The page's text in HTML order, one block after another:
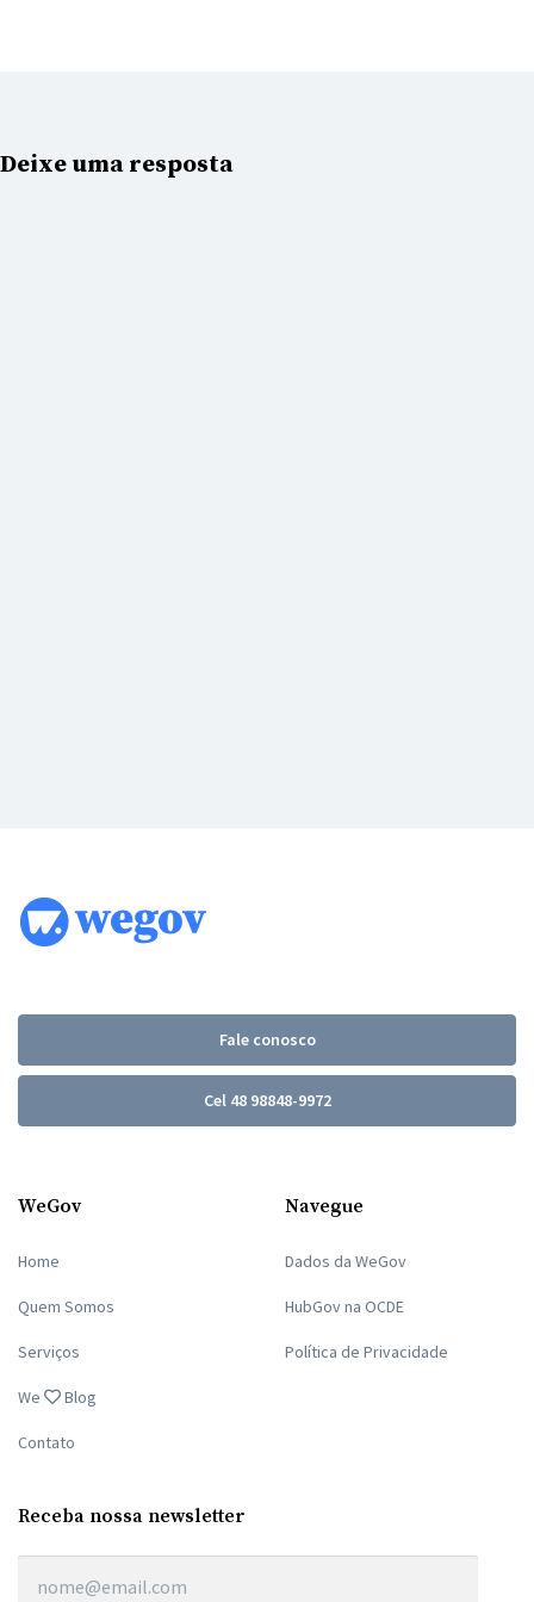
Deixe uma resposta
Fale conosco
Cel 48 98848-9972
WeGov
Home
Quem Somos
Serviços
We Blog
Contato
Navegue
Dados da WeGov
HubGov na OCDE
Política de Privacidade
Receba nossa newsletter